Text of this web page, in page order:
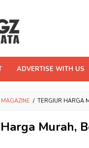
ADVERTISE WITH US
/ TERGIUR HARGA
Murah,